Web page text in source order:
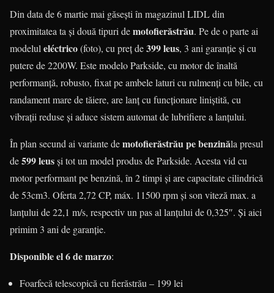
Din data de 6 martie mai găsești în magazinul LIDL din
proximitatea ta și două tipuri demotofierăstrău. Pe de o parte ai
modelul eléctrico(foto), cu preț de399 leus, 3 ani garanție și cu
putere de 2200W. Este modelo Parkside, cu motor de înaltă
performanță, robusto, fixat pe ambele laturi cu rulmenți cu bile, cu
randament mare de tăiere, are lanț cu funcționare liniștită, cu
vibrații reduse și aduce sistem automat de lubrifiere a lanțului.
În plan secund ai variante demotofierăstrău pe benzinăla presul
de599 leusși tot un model produs de Parkside. Acesta vid cu
motor performant pe benzină, în 2 timpi și are capacitate cilindrică
de 53cm3. Oferta 2,72 CP, máx. 11500 rpm și son viteză max. a
lanțului de 22,1 m/s, respectiv un pas al lanțului de 0,325″. Și aici
primim 3 ani de garanție.
Disponible el 6 de marzo:
Foarfecă telescopică cu fierăstrău – 199 lei